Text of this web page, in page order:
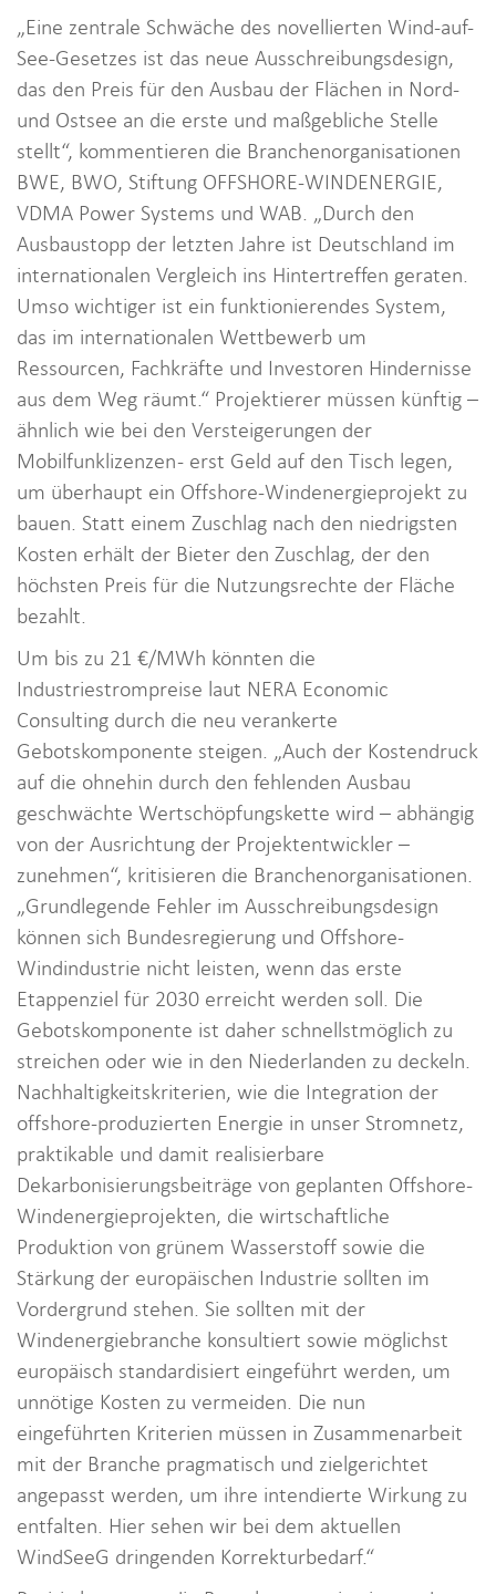
„Eine zentrale Schwäche des novellierten Wind-auf-
See-Gesetzes ist das neue Ausschreibungsdesign,
das den Preis für den Ausbau der Flächen in Nord-
und Ostsee an die erste und maßgebliche Stelle
stellt“, kommentieren die Branchenorganisationen
BWE, BWO, Stiftung OFFSHORE-WINDENERGIE,
VDMA Power Systems und WAB. „Durch den
Ausbaustopp der letzten Jahre ist Deutschland im
internationalen Vergleich ins Hintertreffen geraten.
Umso wichtiger ist ein funktionierendes System,
das im internationalen Wettbewerb um
Ressourcen, Fachkräfte und Investoren Hindernisse
aus dem Weg räumt.“ Projektierer müssen künftig –
ähnlich wie bei den Versteigerungen der
Mobilfunklizenzen - erst Geld auf den Tisch legen,
um überhaupt ein Offshore-Windenergieprojekt zu
bauen. Statt einem Zuschlag nach den niedrigsten
Kosten erhält der Bieter den Zuschlag, der den
höchsten Preis für die Nutzungsrechte der Fläche
bezahlt.
Um bis zu 21 €/MWh könnten die
Industriestrompreise laut NERA Economic
Consulting durch die neu verankerte
Gebotskomponente steigen. „Auch der Kostendruck
auf die ohnehin durch den fehlenden Ausbau
geschwächte Wertschöpfungskette wird – abhängig
von der Ausrichtung der Projektentwickler –
zunehmen“, kritisieren die Branchenorganisationen.
„Grundlegende Fehler im Ausschreibungsdesign
können sich Bundesregierung und Offshore-
Windindustrie nicht leisten, wenn das erste
Etappenziel für 2030 erreicht werden soll. Die
Gebotskomponente ist daher schnellstmöglich zu
streichen oder wie in den Niederlanden zu deckeln.
Nachhaltigkeitskriterien, wie die Integration der
offshore-produzierten Energie in unser Stromnetz,
praktikable und damit realisierbare
Dekarbonisierungsbeiträge von geplanten Offshore-
Windenergieprojekten, die wirtschaftliche
Produktion von grünem Wasserstoff sowie die
Stärkung der europäischen Industrie sollten im
Vordergrund stehen. Sie sollten mit der
Windenergiebranche konsultiert sowie möglichst
europäisch standardisiert eingeführt werden, um
unnötige Kosten zu vermeiden. Die nun
eingeführten Kriterien müssen in Zusammenarbeit
mit der Branche pragmatisch und zielgerichtet
angepasst werden, um ihre intendierte Wirkung zu
entfalten. Hier sehen wir bei dem aktuellen
WindSeeG dringenden Korrekturbedarf.“